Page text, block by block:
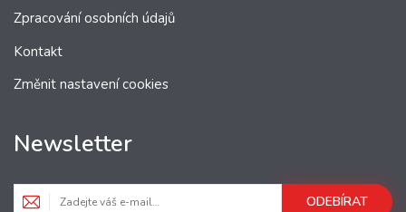
Zpracování osobních údajů
Kontakt
Změnit nastavení cookies
Newsletter
ODEBÍRAT